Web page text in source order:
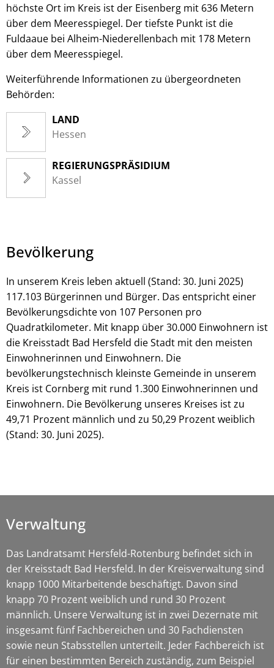
höchste Ort im Kreis ist der Eisenberg mit 636 Metern
über dem Meeresspiegel. Der tiefste Punkt ist die
Fuldaaue bei Alheim-Niederellenbach mit 178 Metern
über dem Meeresspiegel.
Weiterführende Informationen zu übergeordneten
Behörden:
LAND
Hessen
REGIERUNGSPRÄSIDIUM
Kassel
Bevölkerung
In unserem Kreis leben aktuell (Stand: 30. Juni 2025)
117.103 Bürgerinnen und Bürger. Das entspricht einer
Bevölkerungsdichte von 107 Personen pro
Quadratkilometer. Mit knapp über 30.000 Einwohnern ist
die Kreisstadt Bad Hersfeld die Stadt mit den meisten
Einwohnerinnen und Einwohnern. Die
bevölkerungstechnisch kleinste Gemeinde in unserem
Kreis ist Cornberg mit rund 1.300 Einwohnerinnen und
Einwohnern. Die Bevölkerung unseres Kreises ist zu
49,71 Prozent männlich und zu 50,29 Prozent weiblich
(Stand: 30. Juni 2025).
Verwaltung
Das Landratsamt Hersfeld-Rotenburg befindet sich in
der Kreisstadt Bad Hersfeld. In der Kreisverwaltung sind
knapp 1000 Mitarbeitende beschäftigt. Davon sind
knapp 70 Prozent weiblich und rund 30 Prozent
männlich. Unsere Verwaltung ist in zwei Dezernate mit
insgesamt fünf Fachbereichen und 30 Fachdiensten
sowie neun Stabsstellen unterteilt. Jeder Fachbereich ist
für einen bestimmten Bereich zuständig, zum Beispiel